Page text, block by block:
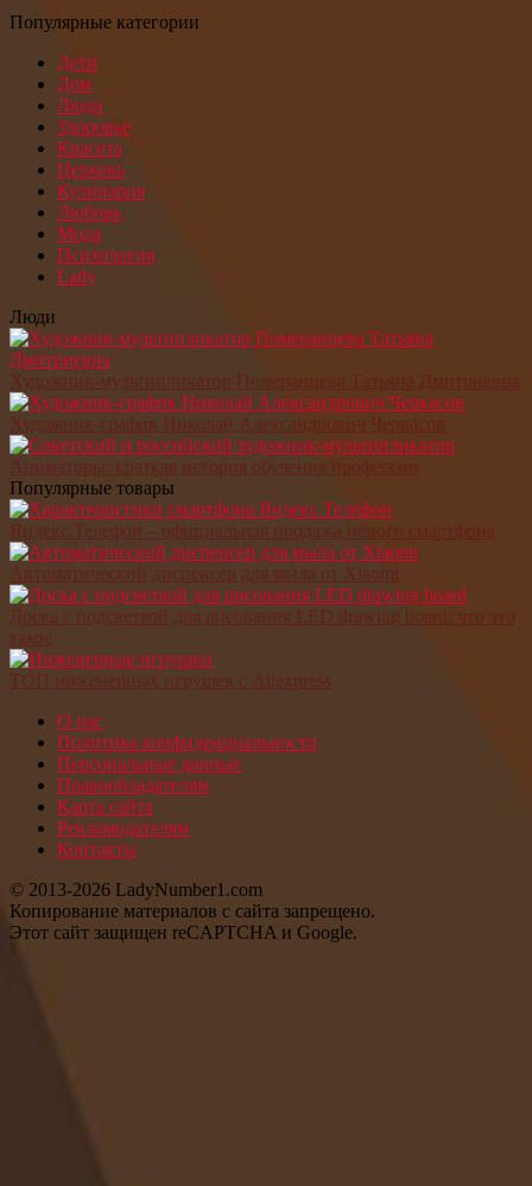
Популярные категории
Дети
Дом
Люди
Здоровье
Красота
Церковь
Кулинария
Любовь
Мода
Психология
Lady
Люди
Художник-мультипликатор Померанцева Татьяна Дмитриевна
Художник-график Николай Александрович Черкасов
Аниматоры: краткая история обучения профессии
Популярные товары
Яндекс.Телефон – официальная продажа нового смартфона
Автоматический диспенсер для мыла от Xiaomi
Доска с подсветкой для рисования LED drawing board: что это
такое
ТОП инженерных игрушек с Aliexpress
О нас
Политика конфиденциальности
Персональные данные
Правообладателям
Карта сайта
Рекламодателям
Контакты
© 2013-2026 LadyNumber1.com
Копирование материалов c сайта запрещено.
Этот сайт защищен reCAPTCHA и Google.